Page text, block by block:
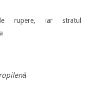
rupere, iar stratul